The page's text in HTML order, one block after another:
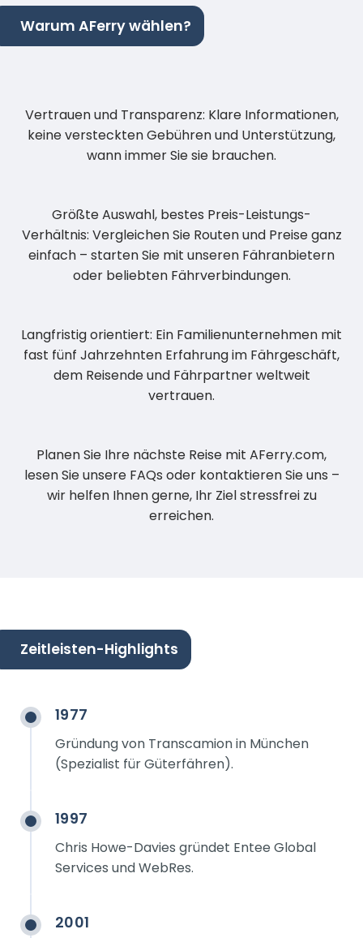
Warum AFerry wählen?
Vertrauen und Transparenz: Klare Informationen,
keine versteckten Gebühren und Unterstützung,
wann immer Sie sie brauchen.
Größte Auswahl, bestes Preis-Leistungs-
Verhältnis: Vergleichen Sie Routen und Preise ganz
einfach – starten Sie mit unseren Fähranbietern
oder beliebten Fährverbindungen.
Langfristig orientiert: Ein Familienunternehmen mit
fast fünf Jahrzehnten Erfahrung im Fährgeschäft,
dem Reisende und Fährpartner weltweit
vertrauen.
Planen Sie Ihre nächste Reise mit AFerry.com,
lesen Sie unsere FAQs oder kontaktieren Sie uns –
wir helfen Ihnen gerne, Ihr Ziel stressfrei zu
erreichen.
Zeitleisten-Highlights
1977
Gründung von Transcamion in München
(Spezialist für Güterfähren).
1997
Chris Howe-Davies gründet Entee Global
Services und WebRes.
2001